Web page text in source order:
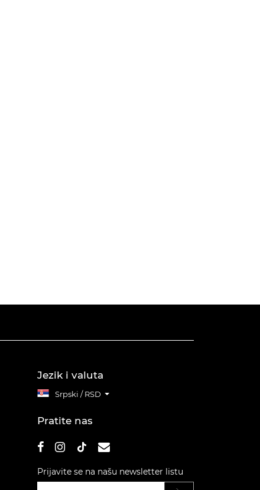
Jezik i valuta
Srpski / RSD
Pratite nas
Prijavite se na našu newsletter listu